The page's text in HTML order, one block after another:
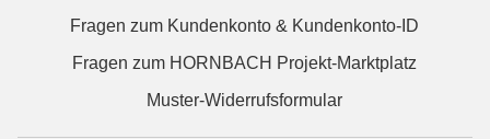
Fragen zum Kundenkonto & Kundenkonto-ID
Fragen zum HORNBACH Projekt-Marktplatz
Muster-Widerrufsformular